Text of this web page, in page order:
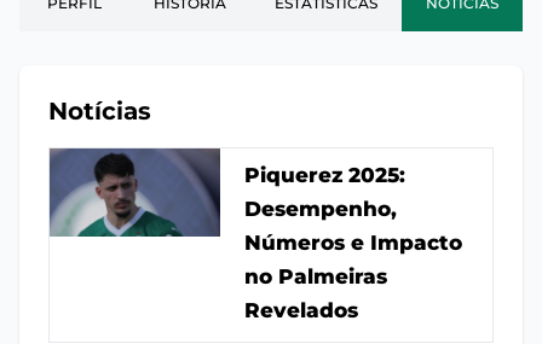
Notícias
Piquerez 2025:
Desempenho,
Números e Impacto
no Palmeiras
Revelados